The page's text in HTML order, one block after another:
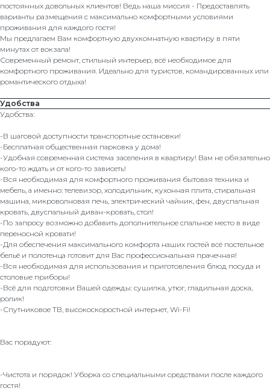
постоянных довольных клиентов! Ведь наша миссия - Предоставлять
варианты размещения с максимально комфортными условиями
проживания для каждого гостя!
Мы предлагаем Вам комфортную двухкомнатную квартиру в пяти
минутах от вокзала!
Современный ремонт, стильный интерьер, всё необходимое для
комфортного проживания. Идеально для туристов, командированных или
романтического отдыха!
Удобства
Удобства:
-В шаговой доступности транспортные остановки!
-Бесплатная общественная парковка у дома!
-Удобная современная система заселения в квартиру! Вам не обязательно
кого-то ждать и от кого-то зависеть!
-Вся необходимая для комфортного проживания бытовая техника и
мебель, а именно: телевизор, холодильник, кухонная плита, стиральная
машина, микроволновая печь, электрический чайник, фен, двуспальная
кровать, двуспальный диван-кровать, стол!
-По запросу возможно добавить дополнительное спальное место в виде
переносной кровати!
-Для обеспечения максимального комфорта наших гостей всё постельное
бельё и полотенца готовит для Вас профессиональная прачечная!
-Вся необходимая для использования и приготовления блюд посуда и
столовые приборы!
-Всё для подготовки Вашей одежды: сушилка, утюг, гладильная доска,
ролик!
-Спутниковое ТВ, высокоскоростной интернет, Wi-Fi!
Вас порадуют:
-Чистота и порядок! Уборка со специальными средствами после каждого
гостя!